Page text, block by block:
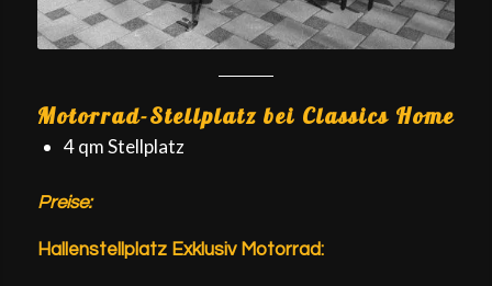
Motorrad-Stellplatz bei Classics Home
4 qm Stellplatz
Preise:
Hallenstellplatz Exklusiv Motorrad: